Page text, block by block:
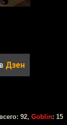
Дзен
всего: 92, Goblin: 15